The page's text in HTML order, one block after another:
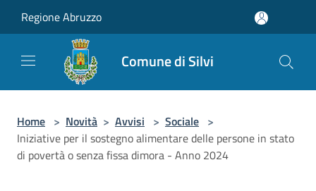
Regione Abruzzo
Comune di Silvi
Home > Novità > Avvisi > Sociale >
Iniziative per il sostegno alimentare delle persone in stato
di povertà o senza fissa dimora - Anno 2024